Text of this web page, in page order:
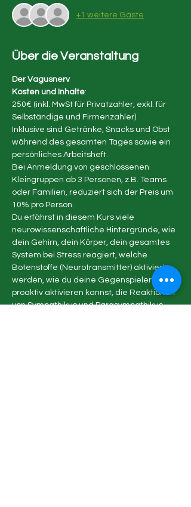
+1 weitere Gäste
Über die Veranstaltung
Der Vagusnerv
Kosten und Inhalte:
250€ (inkl. MwSt für Privatzahler, exkl. für
Selbständige und Firmenzahler)
Inklusive sind Getränke, Snacks und Obst
während des gesamten Tages sowie ein
persönliches Arbeitsheft.
Bei Anmeldung von geschlossenen
Kleingruppen ab 3 Personen, z.B. Teams
oder Familien, reduziert sich der Preis um
10% pro Person.
Du erfährst in diesem Kurs viele
neurowissenschaftliche Hintergründe, wie
dein Gehirn, dein Körper, dein gesamtes
System bei Stress reagiert, welche
Botenstoffe (Neurotransmitter) aktiviert
werden, wie du deine Gegenspieler
proaktiv aktivieren kannst, die Reaktionen
von Sympathikus und Parasympathikus